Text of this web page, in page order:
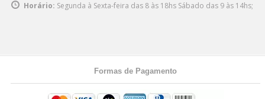
Horário: Segunda à Sexta-feira das 8 às 18hs Sábado das 9 às 14hs;
Formas de Pagamento